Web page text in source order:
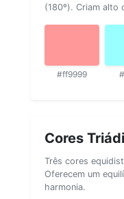
(180º). Criam alto
#ff9999
Cores
Três cores
Oferecem um
harmonia.